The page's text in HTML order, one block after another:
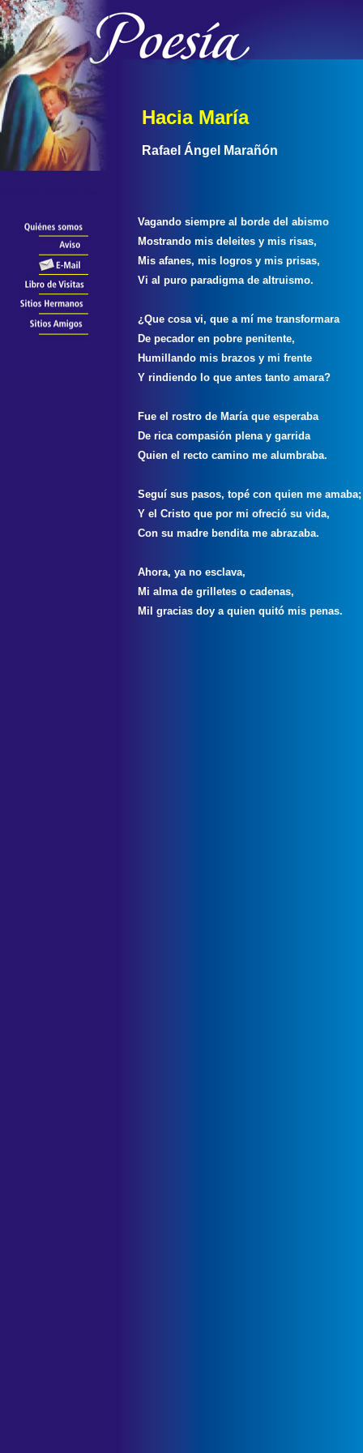
Hacia María
Rafael Ángel Marañón
Vagando siempre al borde del abismo
Mostrando mis deleites y mis risas,
Mis afanes, mis logros y mis prisas,
Vi al puro paradigma de altruismo.
¿Que cosa vi, que a mí me transformara
De pecador en pobre penitente,
Humillando mis brazos y mi frente
Y rindiendo lo que antes tanto amara?
Fue el rostro de María que esperaba
De rica compasión plena y garrida
Quien el recto camino me alumbraba.
Seguí sus pasos, topé con quien me
Y el Cristo que por mi ofreció su vida,
Con su madre bendita me abrazaba.
Ahora, ya no esclava,
Mi alma de grilletes o cadenas,
Mil gracias doy a quien quitó mis penas.